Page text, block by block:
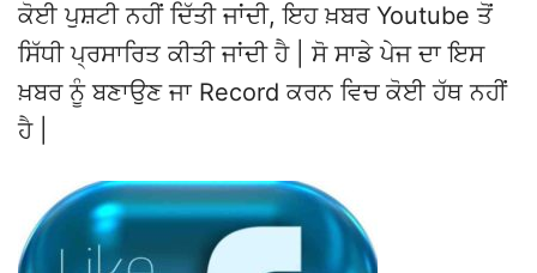
ਕੋਈ ਪੁਸ਼ਟੀ ਨਹੀਂ ਦਿੱਤੀ ਜਾਂਦੀ, ਇਹ ਖ਼ਬਰ Youtube ਤੋਂ
ਸਿੱਧੀ ਪ੍ਰਸਾਰਿਤ ਕੀਤੀ ਜਾਂਦੀ ਹੈ | ਸੋ ਸਾਡੇ ਪੇਜ ਦਾ ਇਸ
ਖ਼ਬਰ ਨੂੰ ਬਣਾਉਣ ਜਾ Record ਕਰਨ ਵਿਚ ਕੋਈ ਹੱਥ ਨਹੀਂ
ਹੈ |